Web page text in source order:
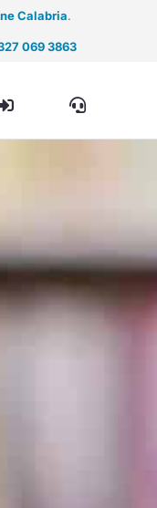
Calabria.
069 3863